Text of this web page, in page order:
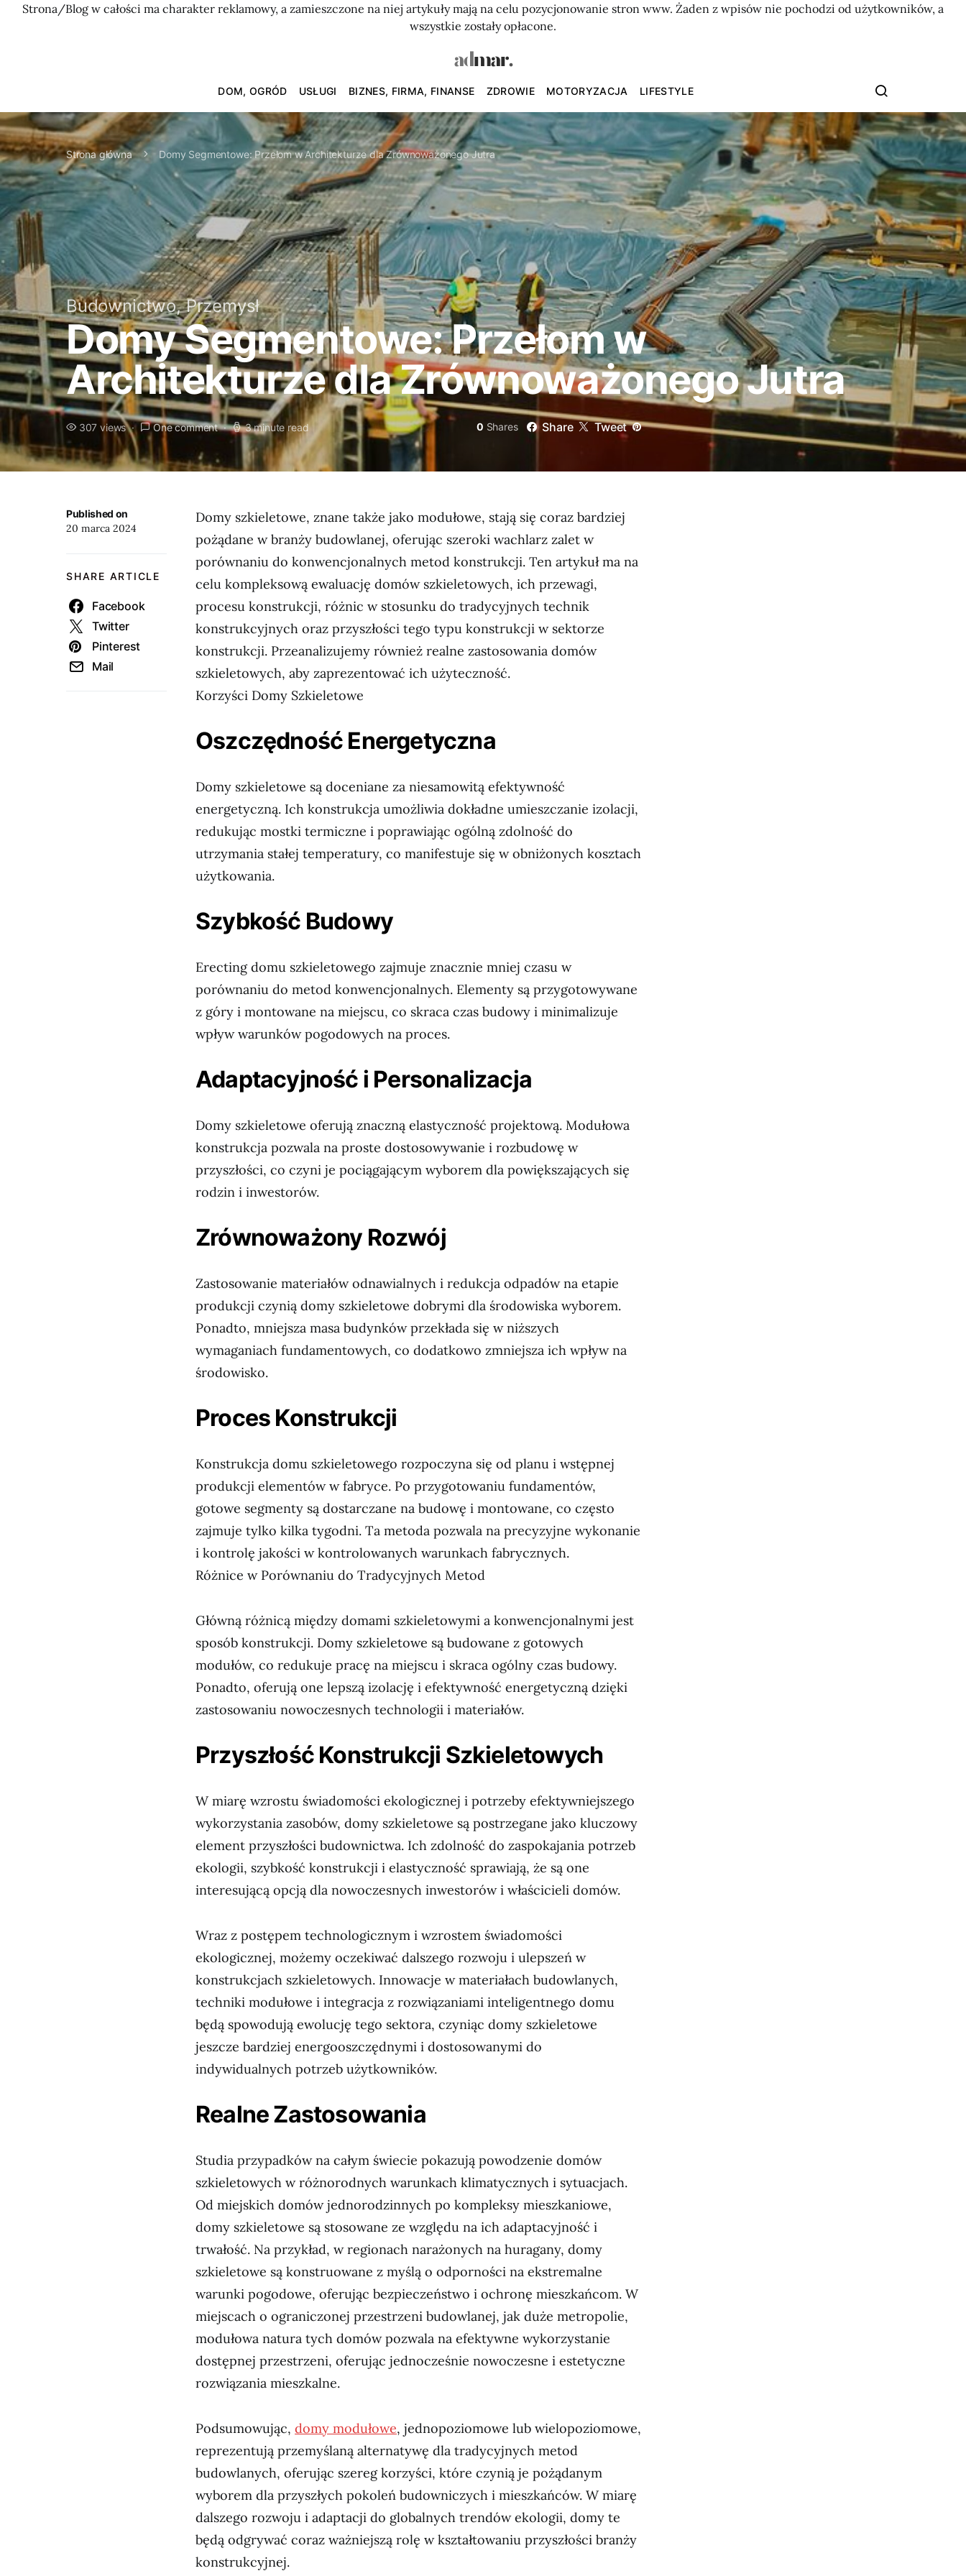
Strona/Blog w całości ma charakter reklamowy, a zamieszczone na niej artykuły mają na celu pozycjonowanie stron www. Żaden z wpisów nie pochodzi od użytkowników, a
wszystkie zostały opłacone.
DOM, OGRÓD USŁUGI BIZNES, FIRMA, FINANSE ZDROWIE MOTORYZACJA LIFESTYLE
Strona główna Domy Segmentowe: Przełom w Architekturze dla Zrównoważonego Jutra
Budownictwo, Przemysł
Domy Segmentowe: Przełom w
Architekturze dla Zrównoważonego Jutra
307 views One comment 3 minute read 0 Shares Share Tweet
Published on
20 marca 2024
SHARE ARTICLE
Facebook
Twitter
Pinterest
Mail
Domy szkieletowe, znane także jako modułowe, stają się coraz bardziej
pożądane w branży budowlanej, oferując szeroki wachlarz zalet w
porównaniu do konwencjonalnych metod konstrukcji. Ten artykuł ma na
celu kompleksową ewaluację domów szkieletowych, ich przewagi,
procesu konstrukcji, różnic w stosunku do tradycyjnych technik
konstrukcyjnych oraz przyszłości tego typu konstrukcji w sektorze
konstrukcji. Przeanalizujemy również realne zastosowania domów
szkieletowych, aby zaprezentować ich użyteczność.
Korzyści Domy Szkieletowe
Oszczędność Energetyczna
Domy szkieletowe są doceniane za niesamowitą efektywność
energetyczną. Ich konstrukcja umożliwia dokładne umieszczanie izolacji,
redukując mostki termiczne i poprawiając ogólną zdolność do
utrzymania stałej temperatury, co manifestuje się w obniżonych kosztach
użytkowania.
Szybkość Budowy
Erecting domu szkieletowego zajmuje znacznie mniej czasu w
porównaniu do metod konwencjonalnych. Elementy są przygotowywane
z góry i montowane na miejscu, co skraca czas budowy i minimalizuje
wpływ warunków pogodowych na proces.
Adaptacyjność i Personalizacja
Domy szkieletowe oferują znaczną elastyczność projektową. Modułowa
konstrukcja pozwala na proste dostosowywanie i rozbudowę w
przyszłości, co czyni je pociągającym wyborem dla powiększających się
rodzin i inwestorów.
Zrównoważony Rozwój
Zastosowanie materiałów odnawialnych i redukcja odpadów na etapie
produkcji czynią domy szkieletowe dobrymi dla środowiska wyborem.
Ponadto, mniejsza masa budynków przekłada się w niższych
wymaganiach fundamentowych, co dodatkowo zmniejsza ich wpływ na
środowisko.
Proces Konstrukcji
Konstrukcja domu szkieletowego rozpoczyna się od planu i wstępnej
produkcji elementów w fabryce. Po przygotowaniu fundamentów,
gotowe segmenty są dostarczane na budowę i montowane, co często
zajmuje tylko kilka tygodni. Ta metoda pozwala na precyzyjne wykonanie
i kontrolę jakości w kontrolowanych warunkach fabrycznych.
Różnice w Porównaniu do Tradycyjnych Metod
Główną różnicą między domami szkieletowymi a konwencjonalnymi jest
sposób konstrukcji. Domy szkieletowe są budowane z gotowych
modułów, co redukuje pracę na miejscu i skraca ogólny czas budowy.
Ponadto, oferują one lepszą izolację i efektywność energetyczną dzięki
zastosowaniu nowoczesnych technologii i materiałów.
Przyszłość Konstrukcji Szkieletowych
W miarę wzrostu świadomości ekologicznej i potrzeby efektywniejszego
wykorzystania zasobów, domy szkieletowe są postrzegane jako kluczowy
element przyszłości budownictwa. Ich zdolność do zaspokajania potrzeb
ekologii, szybkość konstrukcji i elastyczność sprawiają, że są one
interesującą opcją dla nowoczesnych inwestorów i właścicieli domów.
Wraz z postępem technologicznym i wzrostem świadomości
ekologicznej, możemy oczekiwać dalszego rozwoju i ulepszeń w
konstrukcjach szkieletowych. Innowacje w materiałach budowlanych,
techniki modułowe i integracja z rozwiązaniami inteligentnego domu
będą spowodują ewolucję tego sektora, czyniąc domy szkieletowe
jeszcze bardziej energooszczędnymi i dostosowanymi do
indywidualnych potrzeb użytkowników.
Realne Zastosowania
Studia przypadków na całym świecie pokazują powodzenie domów
szkieletowych w różnorodnych warunkach klimatycznych i sytuacjach.
Od miejskich domów jednorodzinnych po kompleksy mieszkaniowe,
domy szkieletowe są stosowane ze względu na ich adaptacyjność i
trwałość. Na przykład, w regionach narażonych na huragany, domy
szkieletowe są konstruowane z myślą o odporności na ekstremalne
warunki pogodowe, oferując bezpieczeństwo i ochronę mieszkańcom. W
miejscach o ograniczonej przestrzeni budowlanej, jak duże metropolie,
modułowa natura tych domów pozwala na efektywne wykorzystanie
dostępnej przestrzeni, oferując jednocześnie nowoczesne i estetyczne
rozwiązania mieszkalne.
Podsumowując, domy modułowe, jednopoziomowe lub wielopoziomowe,
reprezentują przemyślaną alternatywę dla tradycyjnych metod
budowlanych, oferując szereg korzyści, które czynią je pożądanym
wyborem dla przyszłych pokoleń budowniczych i mieszkańców. W miarę
dalszego rozwoju i adaptacji do globalnych trendów ekologii, domy te
będą odgrywać coraz ważniejszą rolę w kształtowaniu przyszłości branży
konstrukcyjnej.